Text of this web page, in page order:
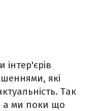
які
Так
а ми поки що